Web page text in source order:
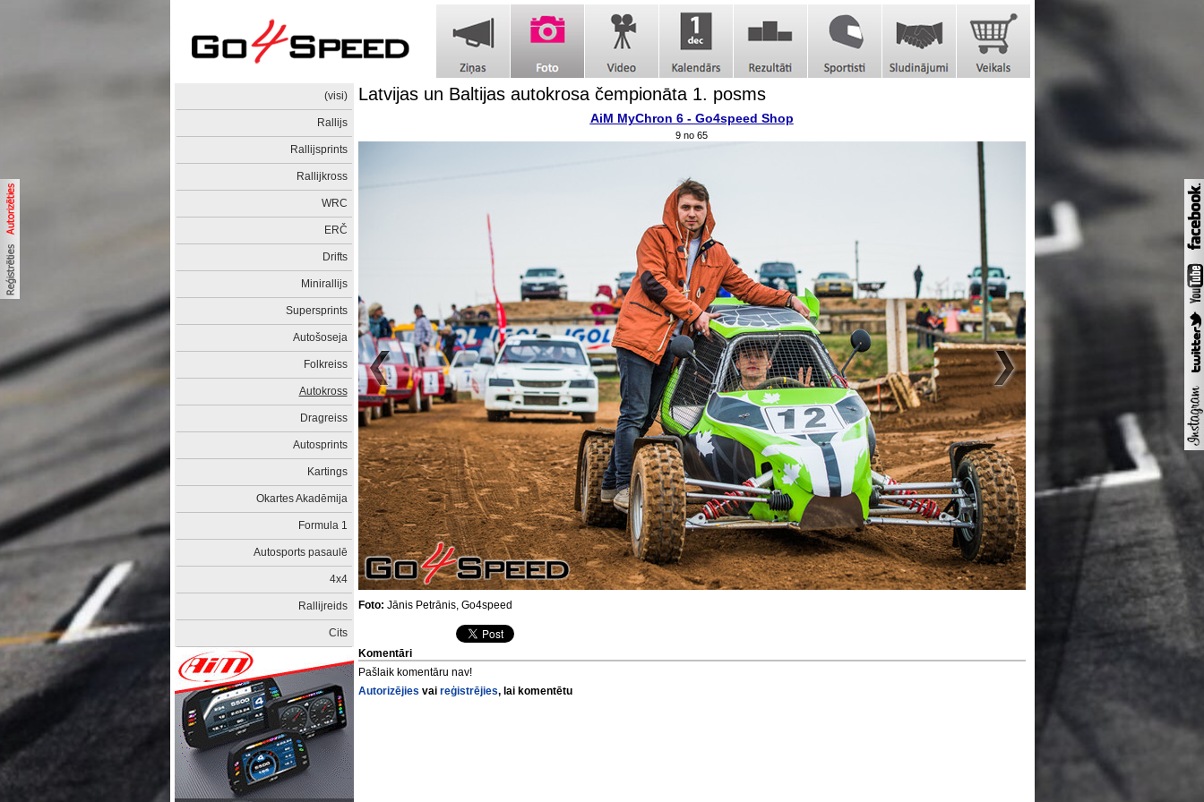
(visi)
Rallijs
Rallijsprints
Rallijkross
WRC
ERČ
Drifts
Minirallijs
Supersprints
Autošoseja
Folkreiss
Autokross
Dragreiss
Autosprints
Kartings
Okartes Akadēmija
Formula 1
Autosports pasaulē
4x4
Rallijreids
Cits
Latvijas un Baltijas autokrosa čempionāta 1. posms
AiM MyChron 6 - Go4speed Shop
9 no 65
Foto: Jānis Petrānis, Go4speed
Komentāri
Pašlaik komentāru nav!
Autorizējies vai reģistrējies, lai komentētu